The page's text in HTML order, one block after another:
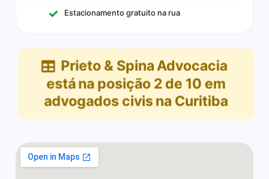
Estacionamento gratuito na rua
Prieto & Spina Advocacia
está na posição 2 de 10 em
advogados civis na Curitiba